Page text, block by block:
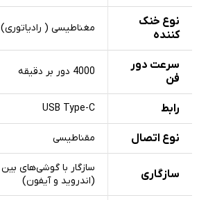
نوع خنک
کننده
مغناطیسی ( رادیاتوری)
سرعت دور
فن
4000 دور بر دقیقه
رابط USB Type-C
نوع اتصال مقناطیسی
سازگاری
(اندروید و آیفون)